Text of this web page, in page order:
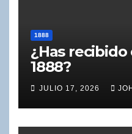
1888
¿Has
1888?
JULIO 17, 2026